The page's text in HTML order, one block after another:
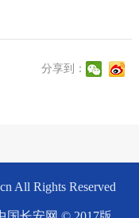
分享到：
All Rights Reserved